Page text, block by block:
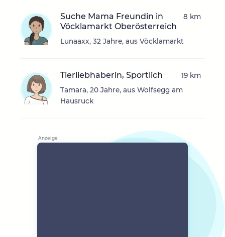
Suche Mama Freundin in
Vöcklamarkt Oberösterreich
Lunaaxx, 32 Jahre, aus Vöcklamarkt
8 km
Tierliebhaberin, Sportlich
Tamara, 20 Jahre, aus Wolfsegg am
Hausruck
19 km